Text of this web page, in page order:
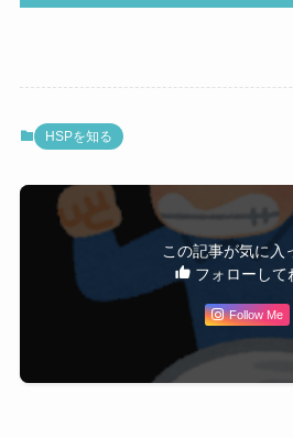
HSPを知る
この記事が気に入
フォローして
Follow Me